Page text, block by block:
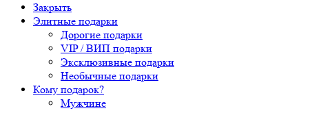
Закрыть
Элитные подарки
Дорогие подарки
VIP / ВИП подарки
Эксклюзивные подарки
Необычные подарки
Кому подарок?
Мужчине